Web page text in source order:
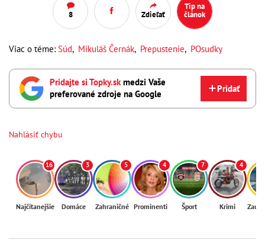
8 Zdieľať
Tip na
článok
Viac o téme: Súd, Mikuláš Černák, Prepustenie, POsudky
Pridajte si Topky.skmedzi Vaše
preferované zdroje na Google
Pridať
Nahlásiť chybu
16
Najčítanejšie
3
Domáce
5
Zahraničné
4
Prominenti
7
Šport
4
Krimi